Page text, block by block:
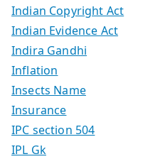
Indian Copyright Act
Indian Evidence Act
Indira Gandhi
Inflation
Insects Name
Insurance
IPC section 504
IPL Gk